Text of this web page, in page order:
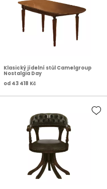
Klasický jídelní stůl Camelgroup
Nostalgia Day
od 43 418 Kč